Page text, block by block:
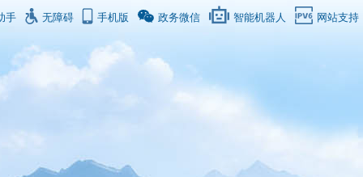
手 无障碍 手机版 政务微信 智能机器人 网站支持